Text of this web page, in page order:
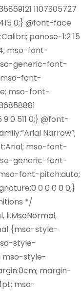
1107305727
0;} @font-face
panose-1:2 15
mso-font-
generic-font-
mso-font-
mso-font-
0 511 0;} @font-
Narrow”;
mso-font-
generic-font-
font-pitch:auto;
0 0 0 0 0;}
*/
li.MsoNormal,
{mso-style-
style-
mso-style-
margin-
mso-